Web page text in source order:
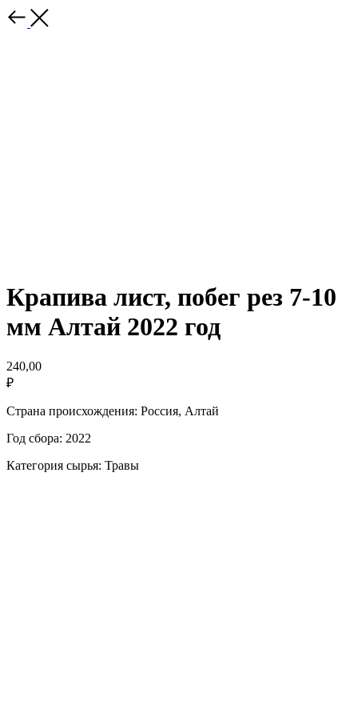
Крапива лист, побег рез 7-10
мм Алтай 2022 год
240,00
₽
Страна происхождения: Россия, Алтай
Год сбора: 2022
Категория сырья: Травы